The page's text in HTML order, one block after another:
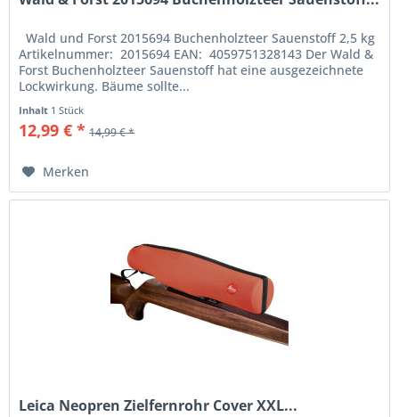
Wald und Forst 2015694 Buchenholzteer Sauenstoff 2,5 kg
Artikelnummer: 2015694 EAN: 4059751328143 Der Wald &
Forst Buchenholzteer Sauenstoff hat eine ausgezeichnete
Lockwirkung. Bäume sollte...
Inhalt 1 Stück
12,99 € * 14,99 € *
Merken
Leica Neopren Zielfernrohr Cover XXL...